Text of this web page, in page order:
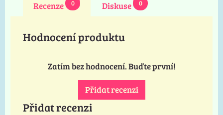
Recenze 0 Diskuse 0
Hodnocení produktu
Zatím bez hodnocení. Buďte první!
Přidat recenzi
Přidat recenzi